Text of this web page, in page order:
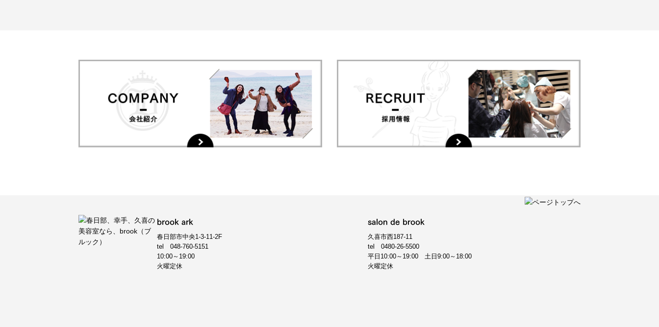
brook ark
春日部市中央1-3-11-2F
tel 048-760-5151
10:00～19:00
火曜定休
salon de brook
久喜市西187-11
tel 0480-26-5500
平日10:00～19:00 土日9:00～18:00
火曜定休